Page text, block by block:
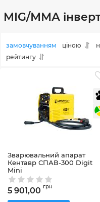
MIG/ММА
замовчуванням ціною
рейтингу
Зварювальний апарат
Кентавр СПАВ-300 Digit
Mini
Артикул:116097
5 901,00 грн